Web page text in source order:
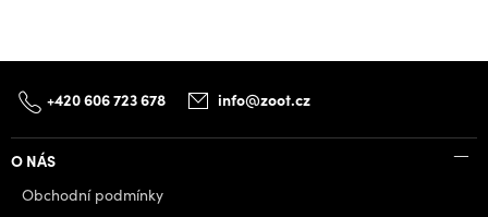
+420 606 723 678 info@zoot.cz
O NÁS
Obchodní podmínky